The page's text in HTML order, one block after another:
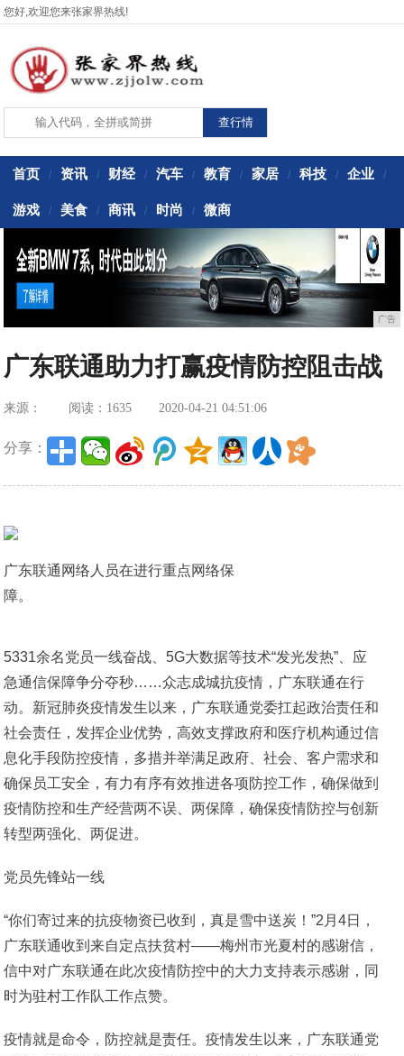
您好,欢迎您来张家界热线!
首页 / 资讯 / 财经 / 汽车 / 教育 / 家居 / 科技 / 企业 /
游戏 / 美食 / 商讯 / 时尚 / 微商
广告
广东联通助力打赢疫情防控阻击战
来源： 阅读：1635 2020-04-21 04:51:06
分享：
广东联通网络人员在进行重点网络保
障。
5331余名党员一线奋战、5G大数据等技术“发光发热”、应
急通信保障争分夺秒……众志成城抗疫情，广东联通在行
动。新冠肺炎疫情发生以来，广东联通党委扛起政治责任和
社会责任，发挥企业优势，高效支撑政府和医疗机构通过信
息化手段防控疫情，多措并举满足政府、社会、客户需求和
确保员工安全，有力有序有效推进各项防控工作，确保做到
疫情防控和生产经营两不误、两保障，确保疫情防控与创新
转型两强化、两促进。
党员先锋站一线
“你们寄过来的抗疫物资已收到，真是雪中送炭！”2月4日，
广东联通收到来自定点扶贫村——梅州市光夏村的感谢信，
信中对广东联通在此次疫情防控中的大力支持表示感谢，同
时为驻村工作队工作点赞。
疫情就是命令，防控就是责任。疫情发生以来，广东联通党